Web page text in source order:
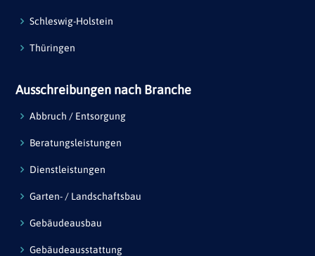
Schleswig-Holstein
Thüringen
Ausschreibungen nach Branche
Abbruch / Entsorgung
Beratungsleistungen
Dienstleistungen
Garten- / Landschaftsbau
Gebäudeausbau
Gebäudeausstattung